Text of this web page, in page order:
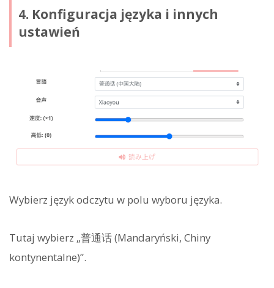
4. Konfiguracja języka i innych
ustawień
Wybierz język odczytu w polu wyboru języka.
Tutaj wybierz „普通话 (Mandaryński, Chiny
kontynentalne)”.